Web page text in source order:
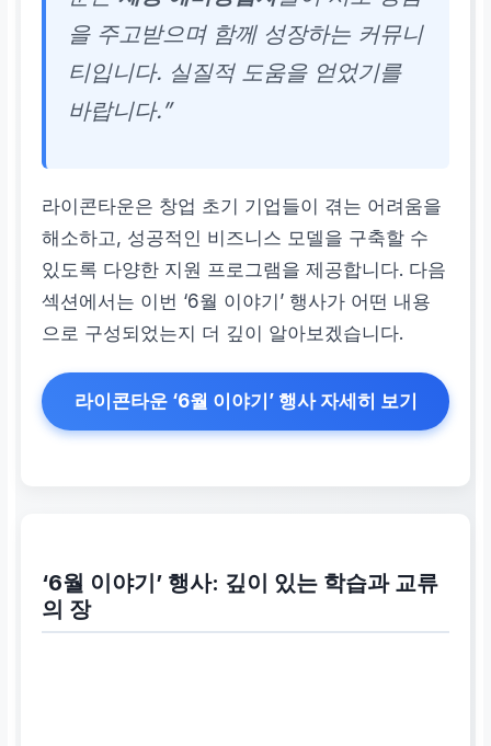
을 주고받으며 함께 성장하는 커뮤니
티입니다. 실질적 도움을 얻었기를
바랍니다.”
라이콘타운은 창업 초기 기업들이 겪는 어려움을
해소하고, 성공적인 비즈니스 모델을 구축할 수
있도록 다양한 지원 프로그램을 제공합니다. 다음
섹션에서는 이번 ‘6월 이야기’ 행사가 어떤 내용
으로 구성되었는지 더 깊이 알아보겠습니다.
라이콘타운 ‘6월 이야기’ 행사 자세히 보기
‘6월 이야기’ 행사: 깊이 있는 학습과 교류
의 장